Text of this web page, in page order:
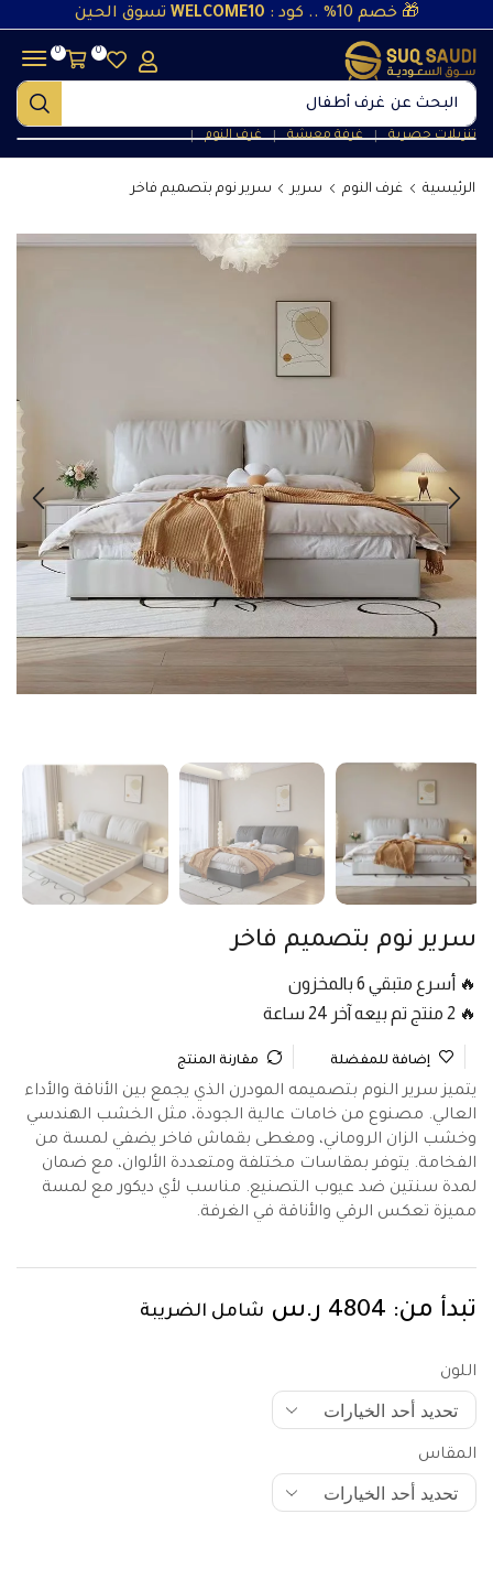
🎁 خصم 10% .. كود : WELCOME10 تسوق الحين
البحث عن غرف أطفال
تنزيلات حصرية ❘ غرفة معيشة ❘ غرف النوم ❘
0
0
الرئيسية غرف النوم سرير سرير نوم بتصميم فاخر
سرير نوم بتصميم فاخر
🔥 أسرع متبقي 6 بالمخزون
🔥 2 منتج تم بيعه آخر 24 ساعة
إضافة للمفضلة مقارنة المنتج
يتميز سرير النوم بتصميمه المودرن الذي يجمع بين الأناقة والأداء
العالي. مصنوع من خامات عالية الجودة، مثل الخشب الهندسي
وخشب الزان الروماني، ومغطى بقماش فاخر يضفي لمسة من
الفخامة. يتوفر بمقاسات مختلفة ومتعددة الألوان، مع ضمان
لمدة سنتين ضد عيوب التصنيع. مناسب لأي ديكور مع لمسة
مميزة تعكس الرقي والأناقة في الغرفة.
تبدأ من: 4804 ر.س شامل الضريبة
اللون
المقاس